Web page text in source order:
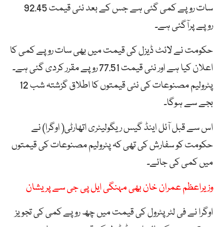
سات روپے کمی گئی ہے جس کے بعد نئی قیمت 92.45
روپے پرآگئی ہے۔
حکومت نے لائٹ ڈیزل کی قیمت میں بھی سات روپے کمی کا
اعلان کیا ہے اور نئی قیمت 77.51 روپے مقرر کردی گئی ہے۔
پٹرولیم مصنوعات کی نئی قیمتوں کا اطلاق گزشتہ شب 12
بجے سے ہوگا۔
اس سے قبل آئل اینڈ گیس ریگولیٹری اتھارٹی( اوگرا) نے
حکومت کو سفارش کی تھی کہ پٹرولیم مصنوعات کی قیمتوں
میں کمی کی جائے۔
وزیراعظم عمران خان بھی مہنگی ایل پی جی سے پریشان
اوگرا نے فی لٹر پٹرول کی قیمت میں چھ روپے کمی کی تجویز